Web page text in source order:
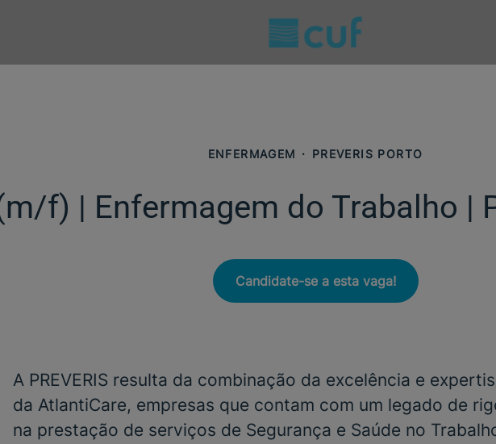
ENFERMAGEM · PREVERIS PORTO
f)​ | Enfermagem do Trabalho |
Candidate-se a esta vaga!
A PREVERIS resulta da combinação da excelência e
da AtlantiCare, empresas que contam com um legado de
na prestação de serviços de Segurança e Saúde no